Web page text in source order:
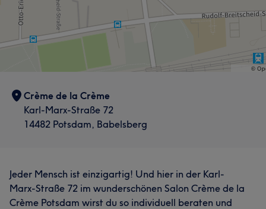
Crème de la Crème
Karl-Marx-Straße 72
14482 Potsdam, Babelsberg
Jeder Mensch ist einzigartig! Und hier in der Karl-
Marx-Straße 72 im wunderschönen Salon Crème de la
Crème Potsdam wirst du so individuell beraten und